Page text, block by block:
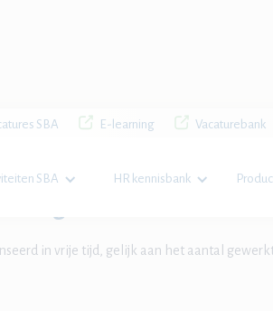
SBA E-learning Vacaturebank
SBA HR kennisbank
vergoed?
in vrije tijd, gelijk aan het aantal